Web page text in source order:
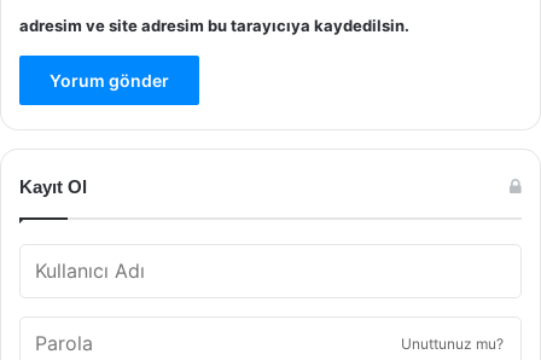
adresim ve site adresim bu tarayıcıya kaydedilsin.
Kayıt Ol
Unuttunuz mu?